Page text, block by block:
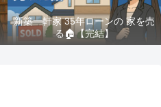
新築一軒家 35年ローンの 家を売
る🏠️【完結】